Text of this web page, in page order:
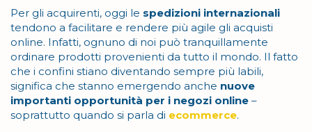
Per gli acquirenti, oggi le spedizioni internazionali
tendono a facilitare e rendere più agile gli acquisti
online. Infatti, ognuno di noi può tranquillamente
ordinare prodotti provenienti da tutto il mondo. Il fatto
che i confini stiano diventando sempre più labili,
significa che stanno emergendo anche nuove
importanti opportunità per i negozi online –
soprattutto quando si parla di ecommerce.